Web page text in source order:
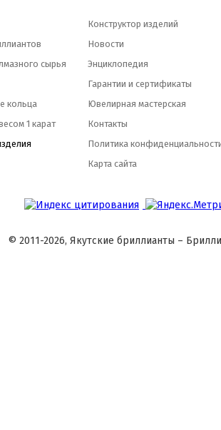
сырья
кольца
1 карат
Конструктор изделий
Новости
Энциклопедия
Гарантии и сертификаты
Ювелирная мастерская
Контакты
Политика
Карта сайта
© 2011-2026, Якутские бриллианты –